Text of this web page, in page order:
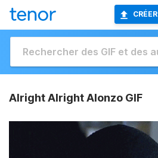
CRÉER
Alright Alright Alonzo GIF